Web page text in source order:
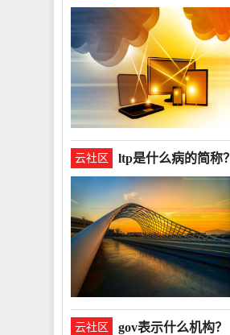
云社区 ltp是什么病的简称？
云社区 gov表示什么机构？